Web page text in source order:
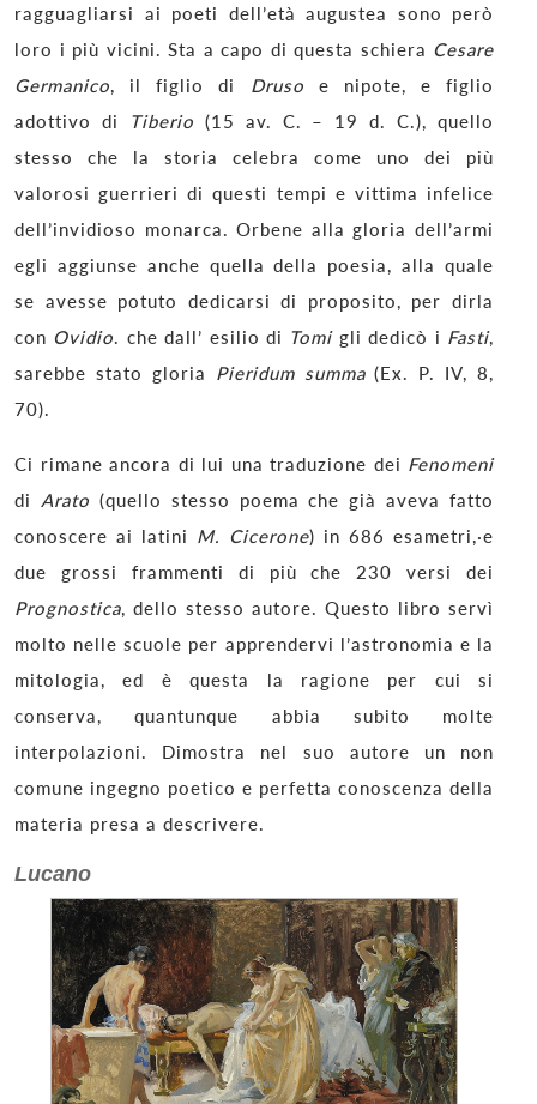
ragguagliarsi ai poeti dell’età augustea sono però
loro i più vicini. Sta a capo di questa schiera Cesare
Germanico, il figlio di Druso e nipote, e figlio
adottivo di
Tiberio (15 av. C. – 19 d. C.), quello
stesso che la storia celebra come uno dei più
valorosi guerrieri di questi tempi e vittima infelice
dell’invidioso monarca. Orbene alla gloria dell’armi
egli aggiunse anche quella della poesia, alla quale
se avesse potuto dedicarsi di proposito, per dirla
con Ovidio. che dall’ esilio di Tomigli dedicò i Fasti,
sarebbe stato gloria Pieridum summa(Ex. P. IV, 8,
70).
Ci rimane ancora di lui una traduzione dei Fenomeni
di Arato (quello stesso poema che già aveva fatto
conoscere ai latini M. Cicerone) in 686 esametri,·e
due grossi frammenti di più che 230 versi dei
Prognostica, dello stesso autore. Questo libro servì
molto nelle scuole per apprendervi l’astronomia e la
mitologia, ed è questa la ragione per cui si
conserva, quantunque abbia subito molte
interpolazioni. Dimostra nel suo autore un non
comune ingegno poetico e perfetta conoscenza della
materia presa a descrivere.
Lucano